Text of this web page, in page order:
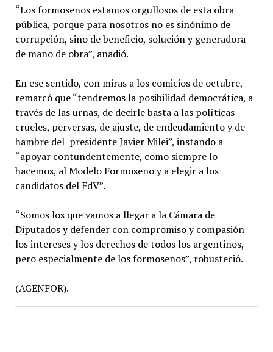
“Los formoseños estamos orgullosos de esta obra
pública, porque para nosotros no es sinónimo de
corrupción, sino de beneficio, solución y generadora
de mano de obra”, añadió.
En ese sentido, con miras a los comicios de octubre,
remarcó que “tendremos la posibilidad democrática, a
través de las urnas, de decirle basta a las políticas
crueles, perversas, de ajuste, de endeudamiento y de
hambre del presidente Javier Milei”, instando a
“apoyar contundentemente, como siempre lo
hacemos, al Modelo Formoseño y a elegir a los
candidatos del FdV”.
“Somos los que vamos a llegar a la Cámara de
Diputados y defender con compromiso y compasión
los intereses y los derechos de todos los argentinos,
pero especialmente de los formoseños”, robusteció.
(AGENFOR).